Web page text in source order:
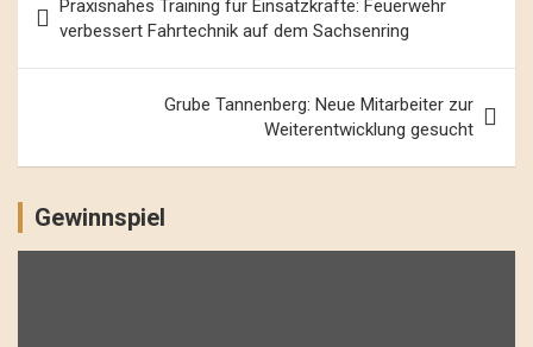
Navigation
Praxisnahes Training für Einsatzkräfte: Feuerwehr
verbessert Fahrtechnik auf dem Sachsenring
Grube Tannenberg: Neue Mitarbeiter zur
Weiterentwicklung gesucht
Gewinnspiel